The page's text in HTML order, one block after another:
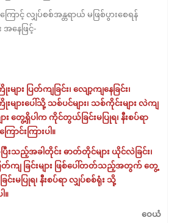
ြောင့် လျှပ်စစ်အန္တရာယ် မဖြစ်ပွားစေရန်
နေဖြင့်-
ျား ပြတ်ကျခြင်း၊ လျော့ကျနေခြင်း၊
များပေါ်သို့ သစ်ပင်များ၊ သစ်ကိုင်းများ လဲကျ
ျား တွေ့ရှိပါက ကိုင်တွယ်ခြင်းမပြုရ၊ နီးစပ်ရာ
ာင်းကြားပါ။
းသည့်အခါတိုင်း ဓာတ်တိုင်များ ယိုင်လဲခြင်း၊
ြတ်ကျ ခြင်းများ ဖြစ်ပေါ်တတ်သည့်အတွက် တွေ့
းမပြုရ၊ နီးစပ်ရာ လျှပ်စစ်ရုံး သို့
။
ဝေယံ